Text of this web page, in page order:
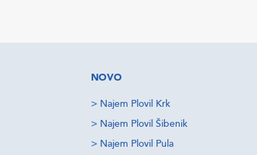
NOVO
> Najem Plovil Krk
> Najem Plovil Šibenik
> Najem Plovil Pula